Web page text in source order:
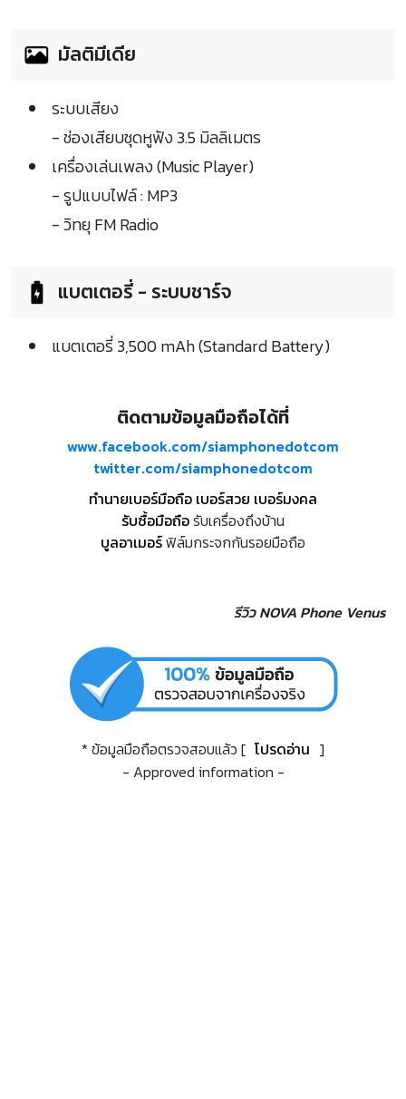
มัลติมีเดีย
ระบบเสียง
- ช่องเสียบชุดหูฟัง 3.5 มิลลิเมตร
เครื่องเล่นเพลง (Music Player)
- รูปแบบไฟล์ : MP3
- วิทยุ FM Radio
แบตเตอรี่ - ระบบชาร์จ
แบตเตอรี่ 3,500 mAh (Standard Battery)
ติดตามข้อมูลมือถือได้ที่
www.facebook.com/siamphonedotcom
twitter.com/siamphonedotcom
ทำนายเบอร์มือถือ เบอร์สวย เบอร์มงคล
รับซื้อมือถือรับเครื่องถึงบ้าน
บูลอาเมอร์ฟิล์มกระจกกันรอยมือถือ
รีวิว NOVA Phone Venus
* ข้อมูลมือถือตรวจสอบแล้ว [ โปรดอ่าน ]
- Approved information -